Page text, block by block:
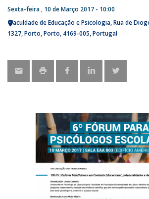
Sexta-feira , 10 de Março 2017 - 10:00
Faculdade de Educação e Psicologia Rua de
1327 Porto Porto 4169-005 Portugal